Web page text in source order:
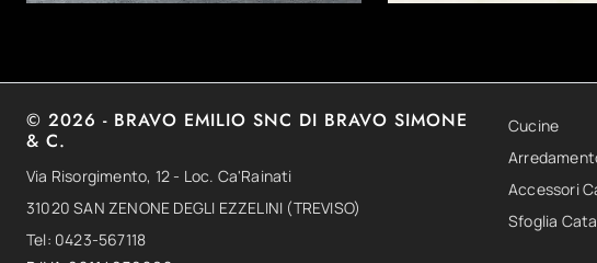
© 2026 - BRAVO EMILIO SNC DI BRAVO SIMONE
& C.
Via Risorgimento, 12 - Loc. Ca'Rainati
31020 SAN ZENONE DEGLI EZZELINI (TREVISO)
Tel: 0423-567118
Cucine
Accessori
Sfoglia